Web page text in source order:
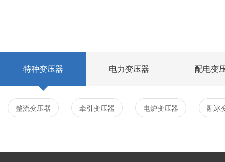
特种变压器 电力变压器 配电变
整流变压器 牵引变压器 电炉变压器 融冰